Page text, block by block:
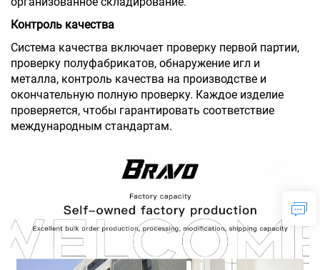
Контроль качества
Система качества включает проверку первой партии,
проверку полуфабрикатов, обнаружение игл и
металла, контроль качества на производстве и
окончательную полную проверку. Каждое изделие
проверяется, чтобы гарантировать соответствие
международным стандартам.